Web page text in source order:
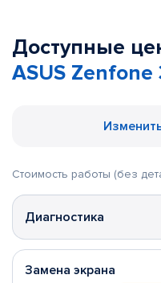
Доступные
ASUS Zenfone
Стоимость работы (без
Диагностика
Замена экрана